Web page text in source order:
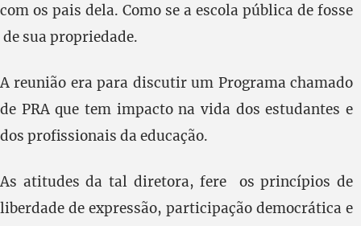
com os pais dela. Como se a escola pública de fosse
de sua propriedade.
A reunião era para discutir um Programa chamado
de PRA que tem impacto na vida dos estudantes e
dos profissionais da educação.
As atitudes da tal diretora, fere os princípios de
liberdade de expressão, participação democrática e